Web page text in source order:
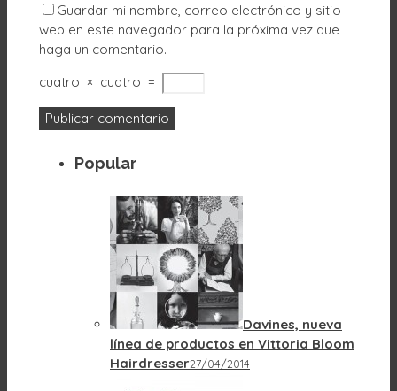
Guardar mi nombre, correo electrónico y sitio
web en este navegador para la próxima vez que
haga un comentario.
cuatro × cuatro =
Popular
Davines, nueva
línea de productos en Vittoria Bloom
Hairdresser27/04/2014